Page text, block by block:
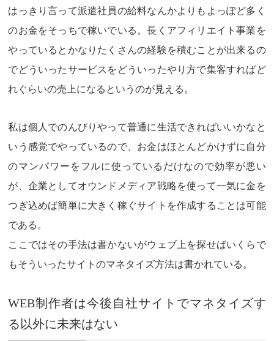
はっきり言って派遣社員の給料なんかよりもよっぽど多く
のお金をそっちで稼いでいる。長くアフィリエイト事業を
やっているとかなりたくさんの経験を積むことが出来るの
でどういったサービスをどういったやり方で集客すればど
れぐらいの売上になるというのが見える。
私は個人でのんびりやって普通に生活できればいいかなと
いう感覚でやっているので、お金はほとんどかけずに自分
のマンパワーをフルに使っているだけなので効率が悪い
が、企業としてオウンドメディア戦略を使って一気に金を
つぎ込めば簡単に大きく稼ぐサイトを作成することは可能
である。
ここではその手法は書かないがウェブ上を探せばいくらで
もそういったサイトのマネタイズ方法は書かれている。
WEB制作者は今後自社サイトでマネタイズす
る以外に未来はない